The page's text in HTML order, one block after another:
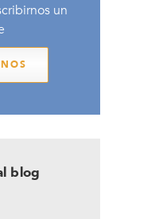
un
blog